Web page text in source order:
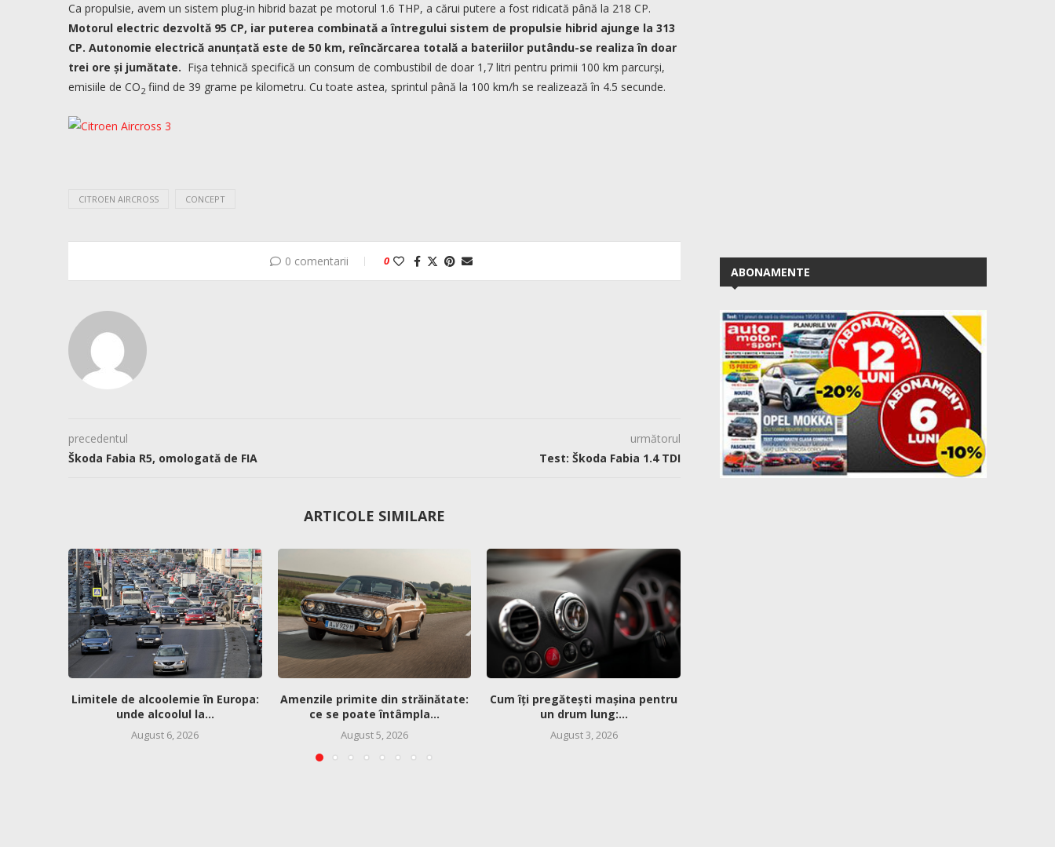
Ca propulsie, avem un sistem plug-in hibrid bazat pe motorul 1.6 THP, a cărui putere a fost ridicată până la 218 CP.
Motorul electric dezvoltă 95 CP, iar puterea combinată a întregului sistem de propulsie hibrid ajunge la 313
CP. Autonomie electrică anunțată este de 50 km, reîncărcarea totală a bateriilor putându-se realiza în doar
trei ore și jumătate. Fișa tehnică specifică un consum de combustibil de doar 1,7 litri pentru primii 100 km parcurși,
emisiile de CO2 fiind de 39 grame pe kilometru. Cu toate astea, sprintul până la 100 km/h se realizează în 4.5 secunde.
CITROEN AIRCROSS CONCEPT
0 comentarii 0
precedentul
Škoda Fabia R5, omologată de FIA
următorul
Test: Škoda Fabia 1.4 TDI
ARTICOLE SIMILARE
Limitele de alcoolemie în Europa:
unde alcoolul la...
August 6, 2026
Amenzile primite din străinătate:
ce se poate întâmpla...
August 5, 2026
Cum îți pregătești mașina pentru
un drum lung:...
August 3, 2026
ABONAMENTE